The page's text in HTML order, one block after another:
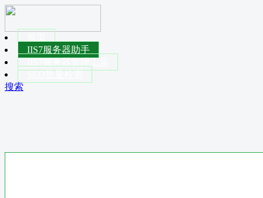
IIS7服务器助手
搜索